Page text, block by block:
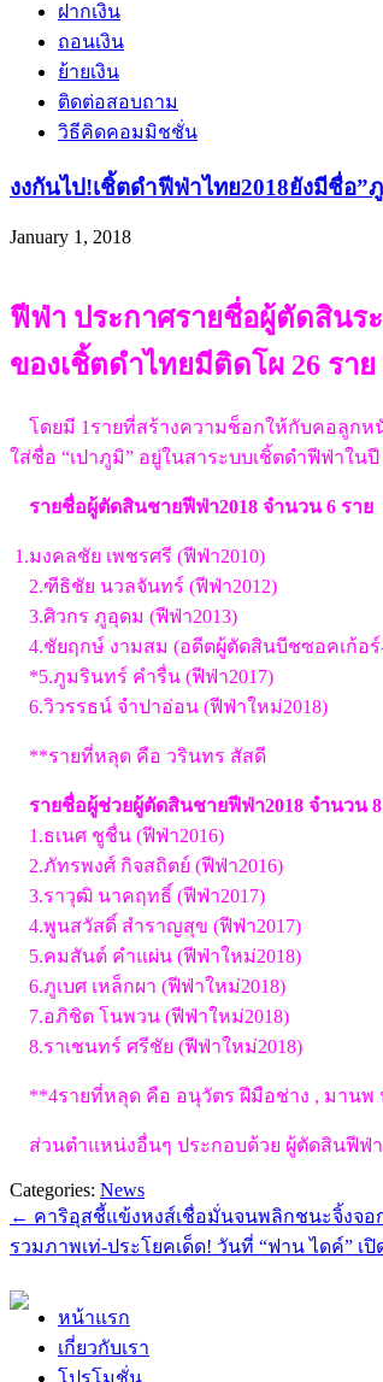
ฝากเงิน
ถอนเงิน
ย้ายเงิน
ติดต่อสอบถาม
วิธีคิดคอมมิชชั่น
งงกันไป!เชิ้ตดำฟีฟ่าไทย2018ยังมีชื่อ”
January 1, 2018
ฟีฟ่า ประกาศรายชื่อผู้ตัดสินร
ของเชิ้ตดำไทยมีติดโผ 26 ราย
โดยมี 1รายที่สร้างความช็อกให้กับคอลูกห
ใส่ชื่อ “เปาภูมิ” อยู่ในสาระบบเชิ้ตดำฟีฟ่าใน
รายชื่อผู้ตัดสินชายฟีฟ่า2018 จำนวน 6 ราย
1.มงคลชัย เพชรศรี (ฟีฟ่า2010)
2.ฑีธิชัย นวลจันทร์ (ฟีฟ่า2012)
3.ศิวกร ภูอุดม (ฟีฟ่า2013)
4.ชัยฤกษ์ งามสม (อดีตผู้ตัดสินบีชซอคเก้อร์
*5.ภูมรินทร์ คำรื่น (ฟีฟ่า2017)
6.วิวรรธน์ จำปาอ่อน (ฟีฟ่าใหม่2018)
**รายที่หลุด คือ วรินทร สัสดี
รายชื่อผู้ช่วยผู้ตัดสินชายฟีฟ่า2018 จำนวน
1.ธเนศ ชูชื่น (ฟีฟ่า2016)
2.ภัทรพงศ์ กิจสถิตย์ (ฟีฟ่า2016)
3.ราวุฒิ นาคฤทธิ์ (ฟีฟ่า2017)
4.พูนสวัสดิ์ สำราญสุข (ฟีฟ่า2017)
5.คมสันต์ คำแผ่น (ฟีฟ่าใหม่2018)
6.ภูเบศ เหล็กผา (ฟีฟ่าใหม่2018)
7.อภิชิต โนพวน (ฟีฟ่าใหม่2018)
8.ราเชนทร์ ศรีชัย (ฟีฟ่าใหม่2018)
**4รายที่หลุด คือ อนุวัตร ฝีมือช่าง , มานพ
ส่วนตำแหน่งอื่นๆ ประกอบด้วย ผู้ตัดสินฟีฟ่า
Categories: News
← คาริอุสชี้แข้งหงส์เชื่อมั่นจนพลิกชนะจิ้งจอ
รวมภาพเท่-ประโยคเด็ด! วันที่ “ฟาน ไดค์” เ
หน้าแรก
เกี่ยวกับเรา